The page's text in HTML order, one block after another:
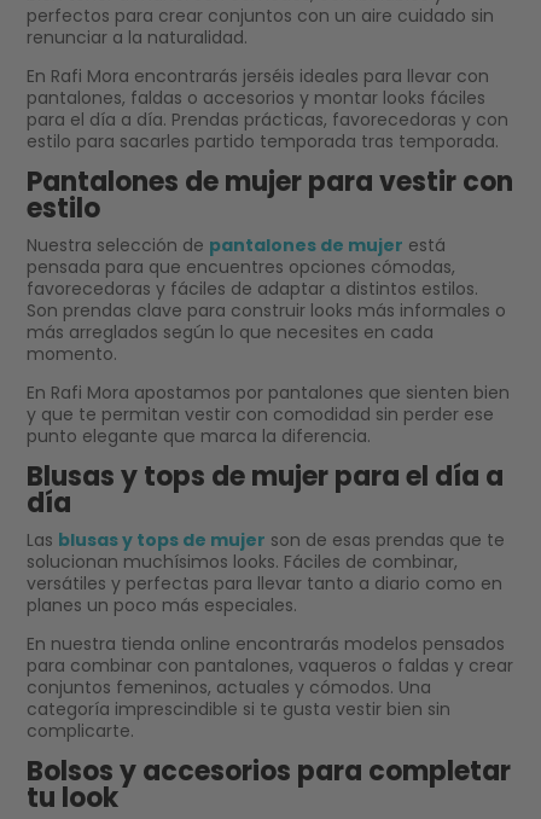
perfectos para crear conjuntos con un aire cuidado sin
renunciar a la naturalidad.
En Rafi Mora encontrarás jerséis ideales para llevar con
pantalones, faldas o accesorios y montar looks fáciles
para el día a día. Prendas prácticas, favorecedoras y con
estilo para sacarles partido temporada tras temporada.
Pantalones de mujer para vestir con
estilo
Nuestra selección de pantalones de mujer está
pensada para que encuentres opciones cómodas,
favorecedoras y fáciles de adaptar a distintos estilos.
Son prendas clave para construir looks más informales o
más arreglados según lo que necesites en cada
momento.
En Rafi Mora apostamos por pantalones que sienten bien
y que te permitan vestir con comodidad sin perder ese
punto elegante que marca la diferencia.
Blusas y tops de mujer para el día a
día
Las blusas y tops de mujer son de esas prendas que te
solucionan muchísimos looks. Fáciles de combinar,
versátiles y perfectas para llevar tanto a diario como en
planes un poco más especiales.
En nuestra tienda online encontrarás modelos pensados
para combinar con pantalones, vaqueros o faldas y crear
conjuntos femeninos, actuales y cómodos. Una
categoría imprescindible si te gusta vestir bien sin
complicarte.
Bolsos y accesorios para completar
tu look